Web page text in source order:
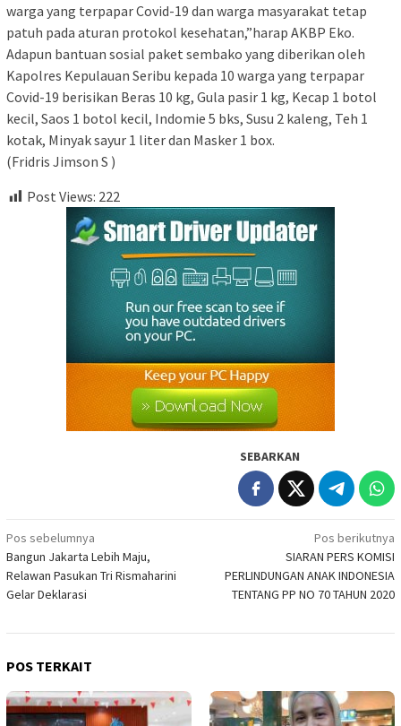
warga yang terpapar Covid-19 dan warga masyarakat tetap
patuh pada aturan protokol kesehatan,”harap AKBP Eko.
Adapun bantuan sosial paket sembako yang diberikan oleh
Kapolres Kepulauan Seribu kepada 10 warga yang terpapar
Covid-19 berisikan Beras 10 kg, Gula pasir 1 kg, Kecap 1 botol
kecil, Saos 1 botol kecil, Indomie 5 bks, Susu 2 kaleng, Teh 1
kotak, Minyak sayur 1 liter dan Masker 1 box.
(Fridris Jimson S )
Post Views: 222
SEBARKAN
Navigasi
pos
Pos sebelumnya
Bangun Jakarta Lebih Maju,
Relawan Pasukan Tri Rismaharini
Gelar Deklarasi
Pos berikutnya
SIARAN PERS KOMISI
PERLINDUNGAN ANAK INDONESIA
TENTANG PP NO 70 TAHUN 2020
POS TERKAIT